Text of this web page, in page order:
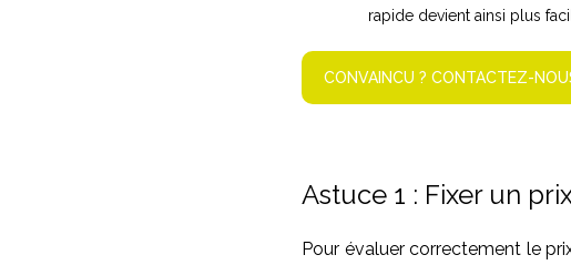
rapide devient ainsi plus
CONVAINCU ? CONTACTEZ-
Astuce 1 : Fixer un
Pour évaluer correctement le